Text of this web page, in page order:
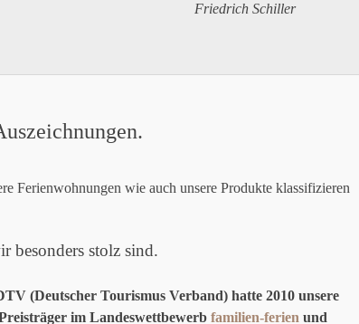
Friedrich Schiller
Ferienwohnungen wie auch unsere Produkte klassifizieren
besonders stolz sind.
(Deutscher Tourismus Verband) hatte 2010 unsere
im Landeswettbewerb familien-ferien und